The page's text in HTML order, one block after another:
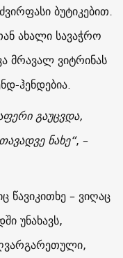
ბუტიკებით.
ახალი სავაჭრო
მრავალ ვიტრინას
ჰენდებია.
გაუცვდა,
ნახე“, –
წავიკითხე – ვიღაც
უნახავს,